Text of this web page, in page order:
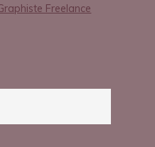
Freelance